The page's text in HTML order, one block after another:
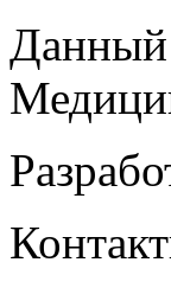
Данный